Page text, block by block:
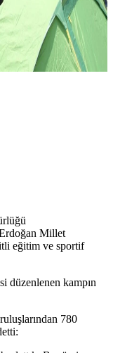
Millet
eğitim ve sportif
kampın
780